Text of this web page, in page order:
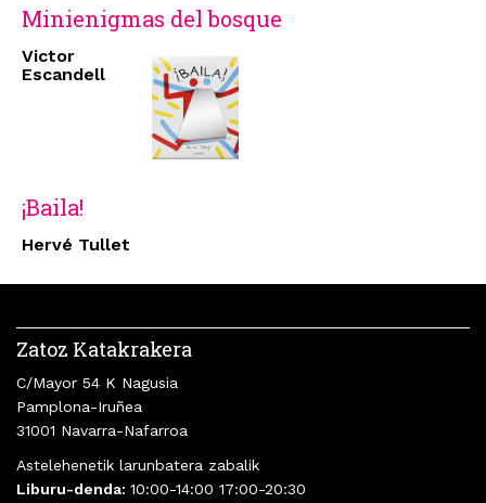
Minienigmas del bosque
Victor
Escandell
¡Baila!
Hervé Tullet
Zatoz Katakrakera
C/Mayor 54 K Nagusia
Pamplona-Iruñea
31001 Navarra-Nafarroa
Astelehenetik larunbatera zabalik
Liburu-denda: 10:00-14:00 17:00-20:30